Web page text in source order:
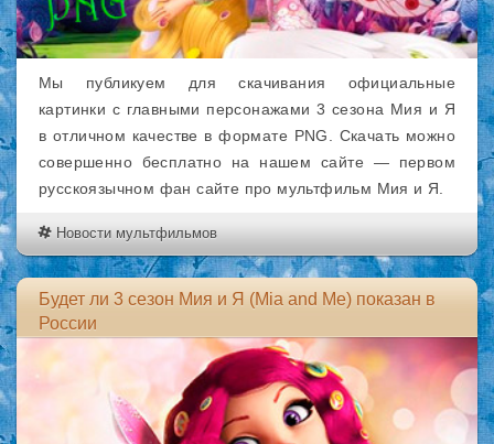
Мы публикуем для скачивания официальные
картинки с главными персонажами 3 сезона Мия и Я
в отличном качестве в формате PNG. Скачать можно
совершенно бесплатно на нашем сайте — первом
русскоязычном фан сайте про мультфильм Мия и Я.
Новости мультфильмов
Будет ли 3 сезон Мия и Я (Mia and Me) показан в
России